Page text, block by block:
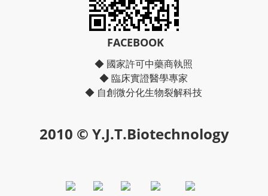
FACEBOOK
◆ 國家許可中藥商執照
◆ 臨床實證醫學專家
◆ 自創微分化生物裂解科技
2010 © Y.J.T.Biotechnology